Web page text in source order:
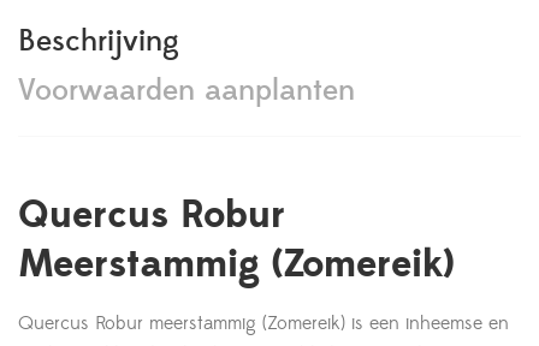
Beschrijving
Voorwaarden aanplanten
Quercus Robur
Meerstammig (Zomereik)
Quercus Robur meerstammig (Zomereik) is een inheemse en